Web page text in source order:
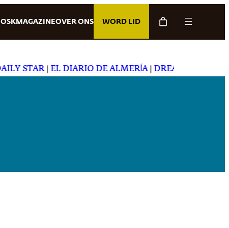
MAGAZINEOVER ONS WORD LID
STAR|EL DIARIO DE ALMERÍA|DREAMING IN